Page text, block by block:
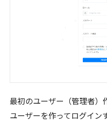
最初のユーザー（管理者）
ユーザーを作ってログイン